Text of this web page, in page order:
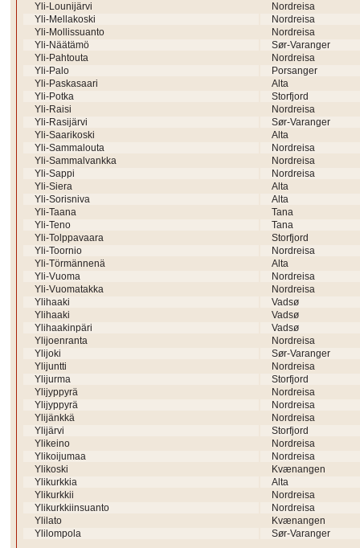
Yli-Lounijärvi
Nordreisa
Yli-Mellakoski
Nordreisa
Yli-Mollissuanto
Nordreisa
Yli-Näätämö
Sør-Varanger
Yli-Pahtouta
Nordreisa
Yli-Palo
Porsanger
Yli-Paskasaari
Alta
Yli-Potka
Storfjord
Yli-Raisi
Nordreisa
Yli-Rasijärvi
Sør-Varanger
Yli-Saarikoski
Alta
Yli-Sammalouta
Nordreisa
Yli-Sammalvankka
Nordreisa
Yli-Sappi
Nordreisa
Yli-Siera
Alta
Yli-Sorisniva
Alta
Yli-Taana
Tana
Yli-Teno
Tana
Yli-Tolppavaara
Storfjord
Yli-Toornio
Nordreisa
Yli-Törmännenä
Alta
Yli-Vuoma
Nordreisa
Yli-Vuomatakka
Nordreisa
Ylihaaki
Vadsø
Ylihaaki
Vadsø
Ylihaakinpäri
Vadsø
Ylijoenranta
Nordreisa
Ylijoki
Sør-Varanger
Ylijuntti
Nordreisa
Ylijurma
Storfjord
Ylijyppyrä
Nordreisa
Ylijyppyrä
Nordreisa
Ylijänkkä
Nordreisa
Ylijärvi
Storfjord
Ylikeino
Nordreisa
Ylikoijumaa
Nordreisa
Ylikoski
Kvænangen
Ylikurkkia
Alta
Ylikurkkii
Nordreisa
Ylikurkkiinsuanto
Nordreisa
Ylilato
Kvænangen
Ylilompola
Sør-Varanger